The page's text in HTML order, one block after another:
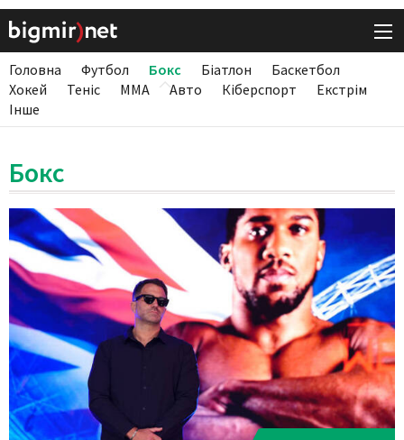
Головна Футбол Бокс Біатлон
Баскетбол
Хокей
Теніс ММА Авто Кіберспорт
Екстрім
Інше
Бокс